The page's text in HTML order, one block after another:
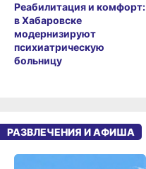
Реабилитация и комфорт:
в Хабаровске
модернизируют
психиатрическую
больницу
РАЗВЛЕЧЕНИЯ И АФИША